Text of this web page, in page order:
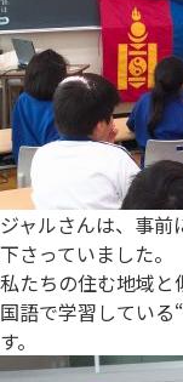
ジャルさんは、事前
下さっていました。
私たちの住む地域と
国語で学習している
す。